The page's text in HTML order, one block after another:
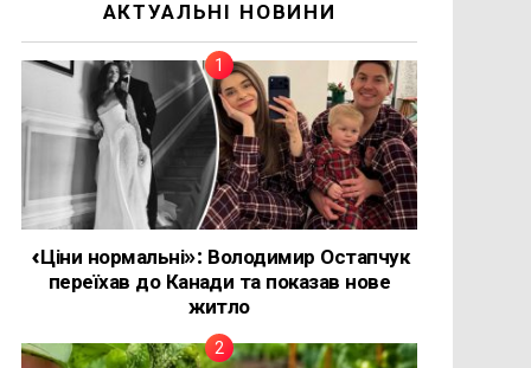
АКТУАЛЬНІ НОВИНИ
«Ціни нормальні»: Володимир Остапчук
переїхав до Канади та показав нове
житло